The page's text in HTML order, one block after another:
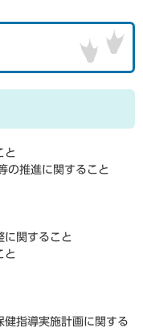
と
の推進に関すること
に関すること
と
健指導実施計画に関する